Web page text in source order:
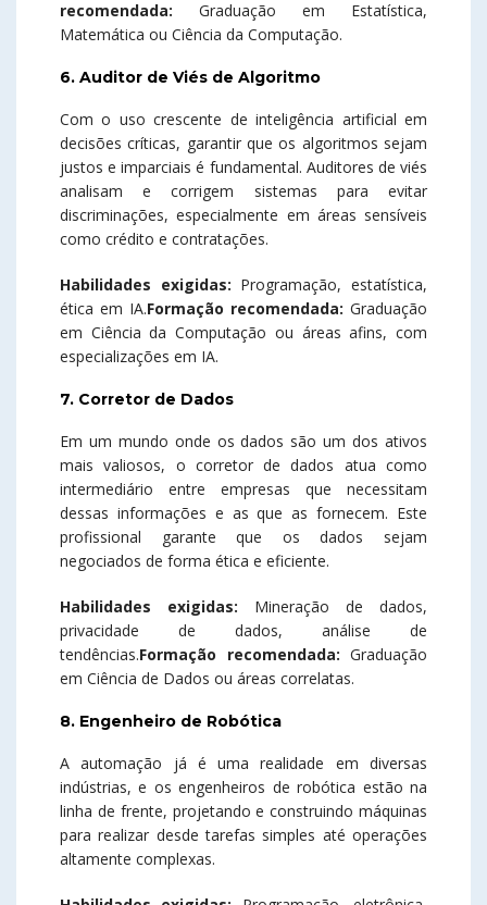
recomendada: Graduação em Estatística,
Matemática ou Ciência da Computação.
6. Auditor de Viés de Algoritmo
Com o uso crescente de inteligência artificial em
decisões críticas, garantir que os algoritmos sejam
justos e imparciais é fundamental. Auditores de viés
analisam e corrigem sistemas para evitar
discriminações, especialmente em áreas sensíveis
como crédito e contratações.
Habilidades exigidas: Programação, estatística,
ética em IA.Formação recomendada: Graduação
em Ciência da Computação ou áreas afins, com
especializações em IA.
7. Corretor de Dados
Em um mundo onde os dados são um dos ativos
mais valiosos, o corretor de dados atua como
intermediário entre empresas que necessitam
dessas informações e as que as fornecem. Este
profissional garante que os dados sejam
negociados de forma ética e eficiente.
Habilidades exigidas: Mineração de dados,
privacidade de dados, análise de
tendências.Formação recomendada: Graduação
em Ciência de Dados ou áreas correlatas.
8. Engenheiro de Robótica
A automação já é uma realidade em diversas
indústrias, e os engenheiros de robótica estão na
linha de frente, projetando e construindo máquinas
para realizar desde tarefas simples até operações
altamente complexas.